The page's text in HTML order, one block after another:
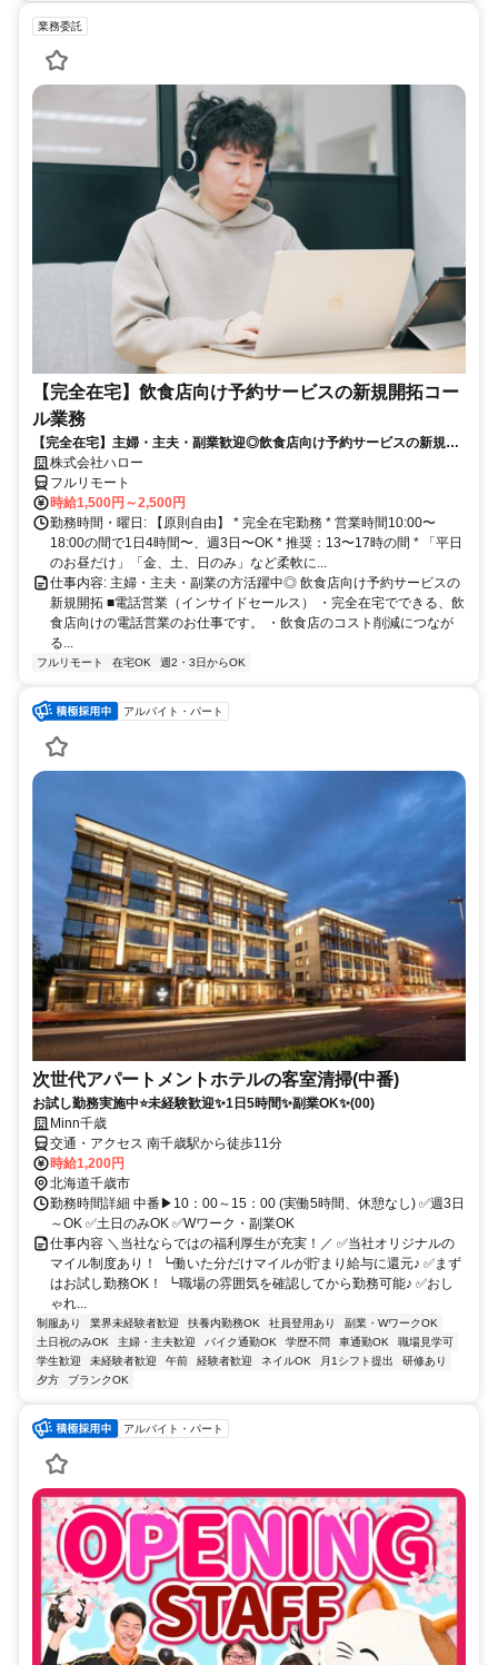
業務委託
【完全在宅】飲食店向け予約サービスの新規開拓コー
ル業務
【完全在宅】主婦・主夫・副業歓迎◎飲食店向け予約サービスの新規開
拓 株式会社ハロー
フルリモート
時給1,500円～2,500円
勤務時間・曜日: 【原則自由】 * 完全在宅勤務 * 営業時間10:00〜
18:00の間で1日4時間〜、週3日〜OK * 推奨：13〜17時の間 * 「平日
のお昼だけ」「金、土、日のみ」など柔軟に...
仕事内容: 主婦・主夫・副業の方活躍中◎ 飲食店向け予約サービスの
新規開拓 ■電話営業（インサイドセールス） ・完全在宅でできる、飲
食店向けの電話営業のお仕事です。 ・飲食店のコスト削減につなが
る...
フルリモート 在宅OK 週2・3日からOK
アルバイト・パート
次世代アパートメントホテルの客室清掃(中番)
お試し勤務実施中⭐未経験歓迎✨1日5時間✨副業OK✨(00)
Minn千歳
交通・アクセス 南千歳駅から徒歩11分
時給1,200円
北海道千歳市
勤務時間詳細 中番▶10：00～15：00 (実働5時間、休憩なし) ✅週3日
～OK ✅土日のみOK ✅Wワーク・副業OK
仕事内容 ＼当社ならではの福利厚生が充実！／ ✅当社オリジナルの
マイル制度あり！ ┗働いた分だけマイルが貯まり給与に還元♪ ✅まず
はお試し勤務OK！ ┗職場の雰囲気を確認してから勤務可能♪ ✅おし
ゃれ...
制服あり 業界未経験者歓迎 扶養内勤務OK 社員登用あり
副業・WワークOK
土日祝のみOK
主婦・主夫歓迎 バイク通勤OK 学歴不問 車通勤OK
職場見学可
学生歓迎
未経験者歓迎 午前 経験者歓迎 ネイルOK 月1シフト提出
研修あり
夕方
ブランクOK
アルバイト・パート